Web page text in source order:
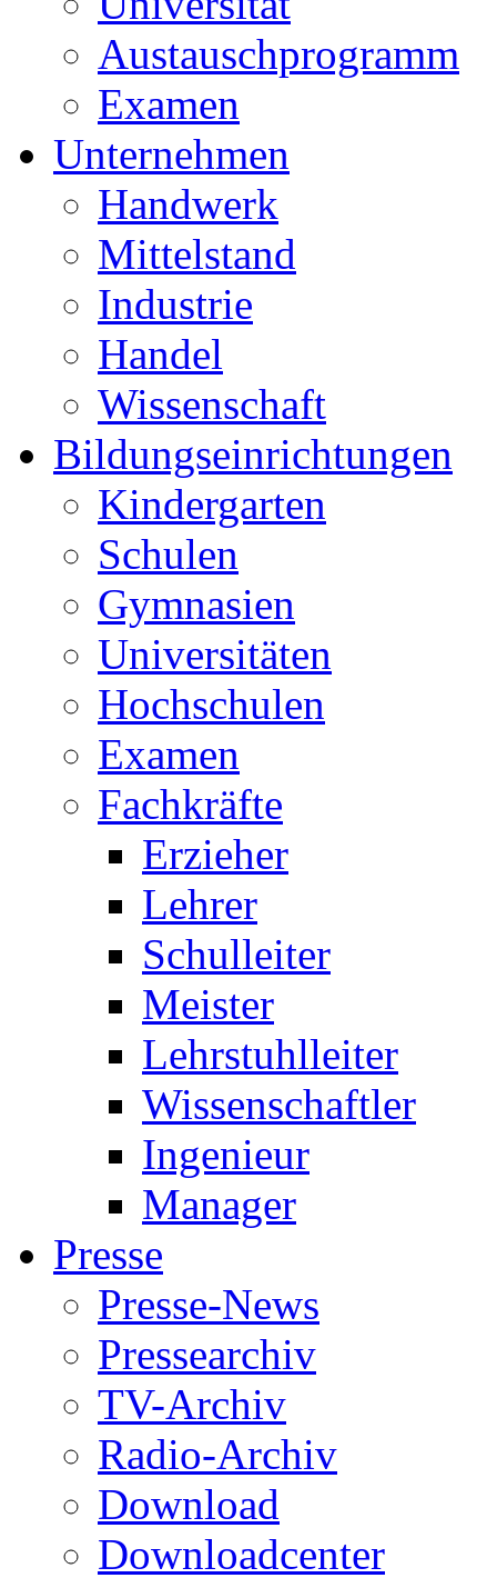
Austauschprogramm
Examen
Unternehmen
Handwerk
Mittelstand
Industrie
Handel
Wissenschaft
Bildungseinrichtungen
Kindergarten
Schulen
Gymnasien
Universitäten
Hochschulen
Examen
Fachkräfte
Erzieher
Lehrer
Schulleiter
Meister
Lehrstuhlleiter
Wissenschaftler
Ingenieur
Manager
Presse
Presse-News
Pressearchiv
TV-Archiv
Radio-Archiv
Download
Downloadcenter